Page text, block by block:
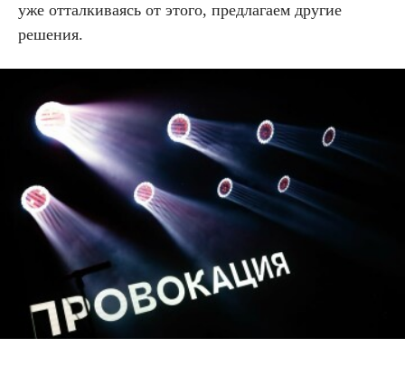
уже отталкиваясь от этого, предлагаем другие
решения.